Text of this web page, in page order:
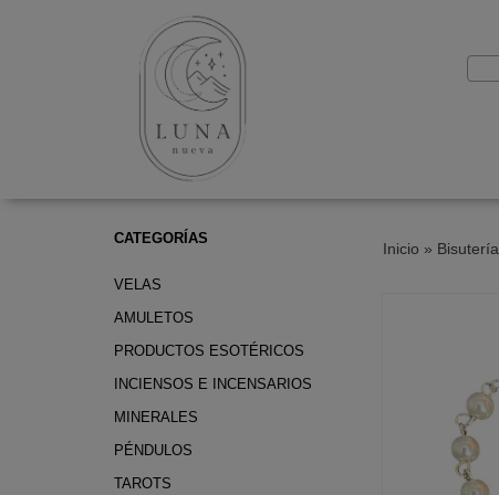
CATEGORÍAS
VELAS
AMULETOS
PRODUCTOS ESOTÉRICOS
INCIENSOS E INCENSARIOS
MINERALES
PÉNDULOS
TAROTS
Inicio » Bisutería